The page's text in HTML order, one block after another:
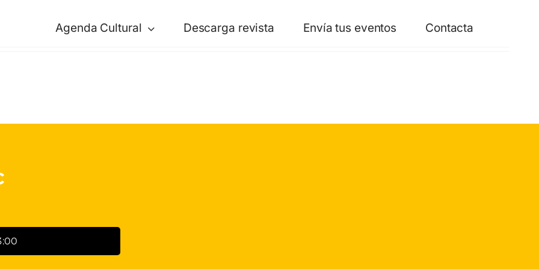
Agenda Cultural Descarga revista Envía tus eventos Contacta